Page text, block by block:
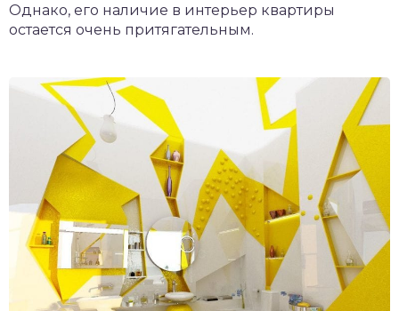
Однако, его наличие в интерьер квартиры
остается очень притягательным.